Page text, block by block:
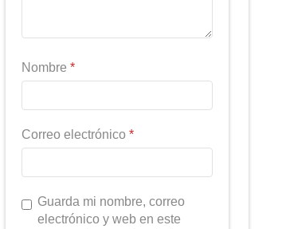
Nombre *
Correo electrónico *
Guarda mi nombre, correo
electrónico y web en este